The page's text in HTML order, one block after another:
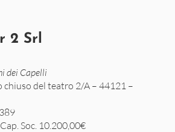
2 Srl
dei Capelli
chiuso del teatro 2/A – 44121 –
Soc. 10.200,00€